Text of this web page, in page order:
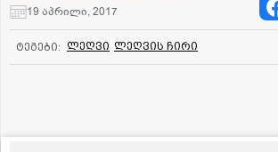
19 აპრილი, 2017
ტეგები: ლეღვი ლეღვის ჩირი